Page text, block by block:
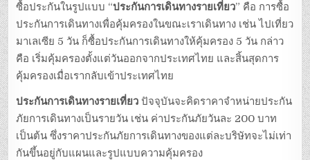
ซื้อประกันในรูปแบบ “ประกันการเดินทางรายเที่ยว” คือ การซื้อ
ประกันการเดินทางเพื่อคุ้มครองในขณะเราเดินทาง เช่น ไปเที่ยว
มาเลเซีย 5 วัน ก็ซื้อประกันการเดินทางให้คุ้มครอง 5 วัน กล่าว
คือ เริ่มคุ้มครองตั้งแต่วันออกจากประเทศไทย และสิ้นสุดการ
คุ้มครองเมื่อเรากลับเข้าประเทศไทย
ประกันการเดินทางรายเที่ยวปัจจุบันจะคิดราคาจำหน่ายประกัน
ภัยการเดินทางเป็นรายวัน เช่น ค่าประกันภัยวันละ 200 บาท
เป็นต้น ซึ่งราคาประกันภัยการเดินทางของแต่ละบริษัทจะไม่เท่า
กันขึ้นอยู่กับแผนและรูปแบบความคุ้มครอง